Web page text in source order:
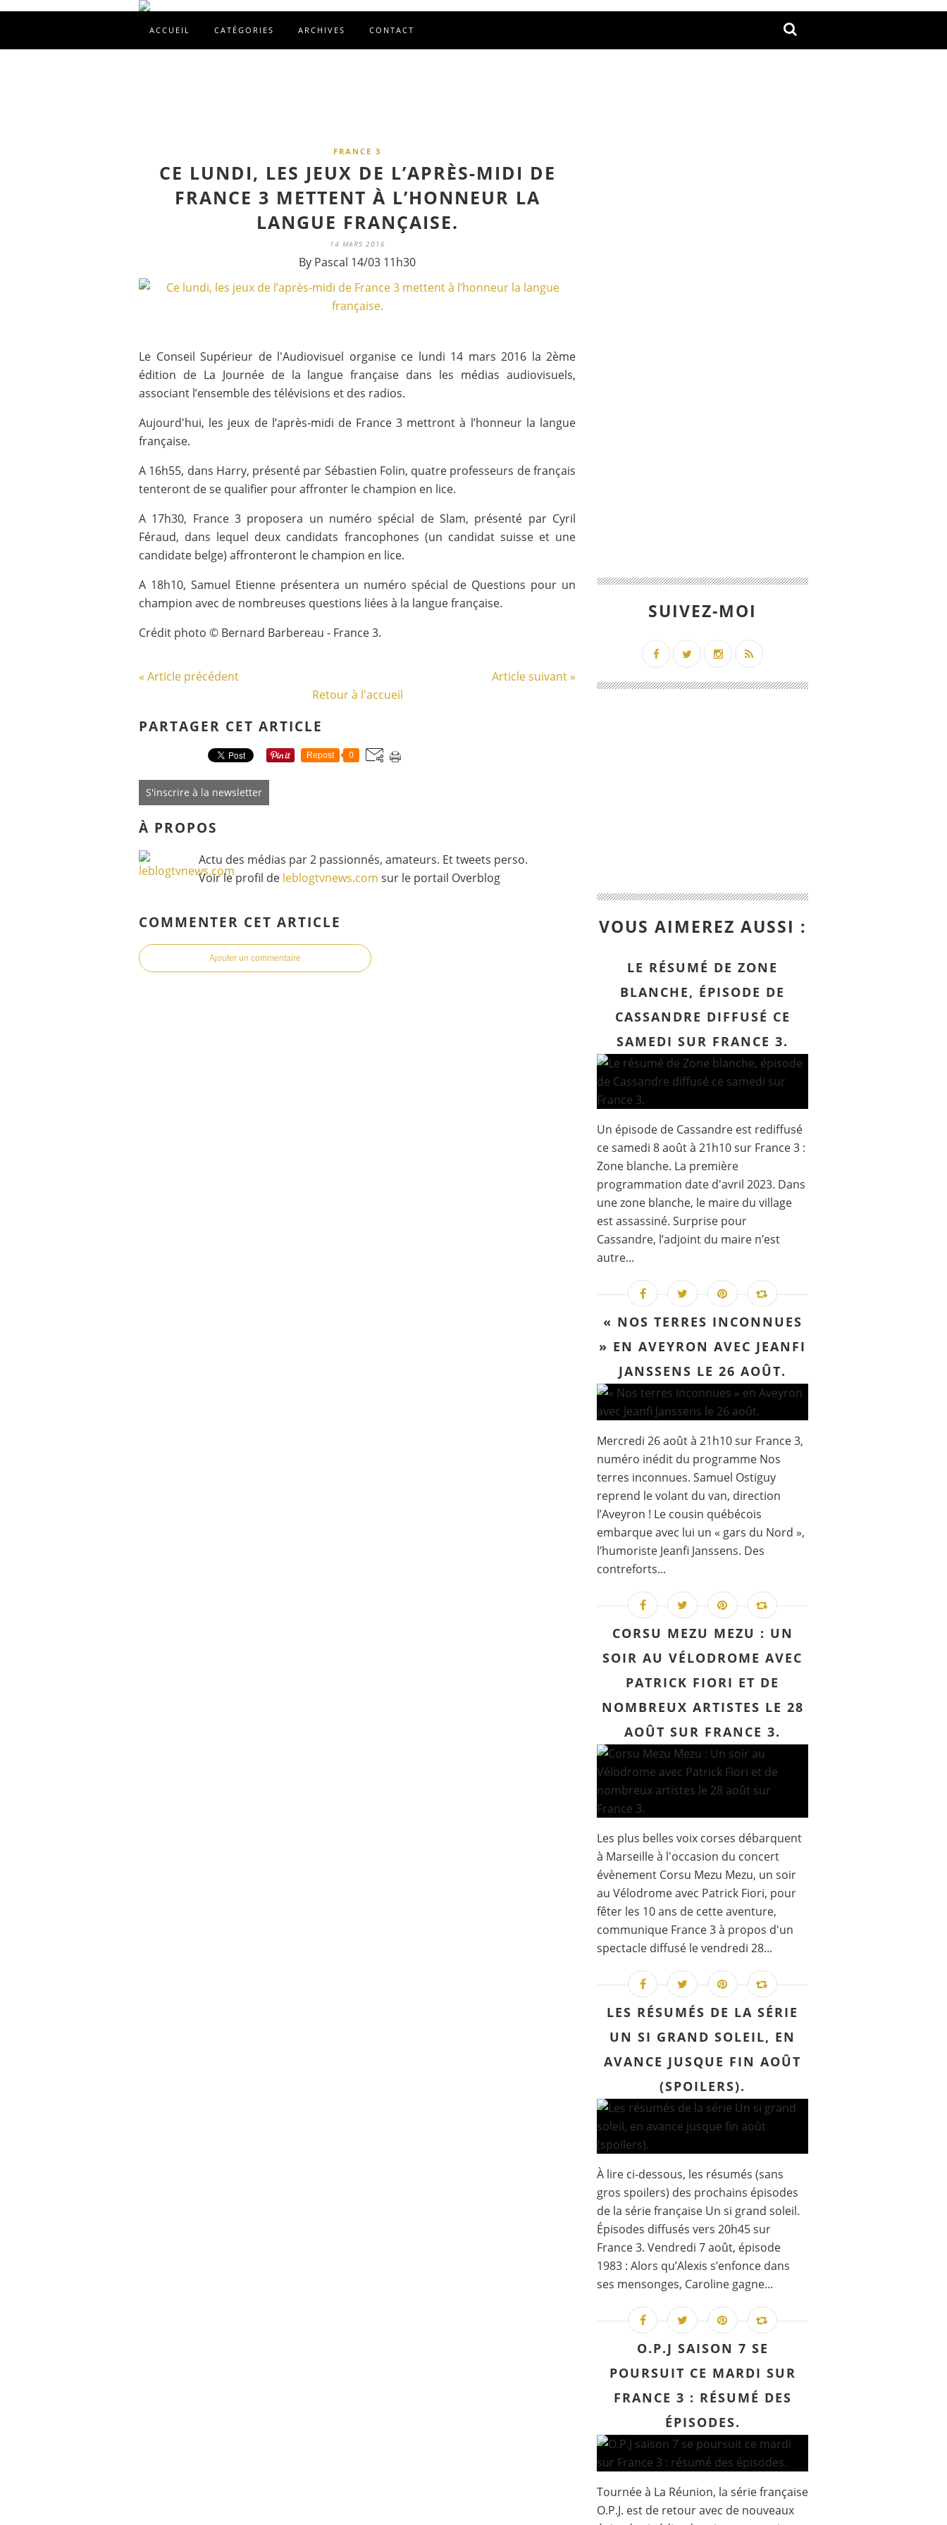
ACCUEIL CATÉGORIES ARCHIVES CONTACT
FRANCE 3
CE LUNDI, LES JEUX DE L’APRÈS-MIDI DE
FRANCE 3 METTENT À L’HONNEUR LA
LANGUE FRANÇAISE.
14 MARS 2016
By Pascal 14/03 11h30
Le Conseil Supérieur de l'Audiovisuel organise ce lundi 14 mars 2016 la 2ème
édition de La Journée de la langue française dans les médias audiovisuels,
associant l’ensemble des télévisions et des radios.
Aujourd'hui, les jeux de l’après-midi de France 3 mettront à l’honneur la langue
française.
A 16h55, dans Harry, présenté par Sébastien Folin, quatre professeurs de français
tenteront de se qualifier pour affronter le champion en lice.
A 17h30, France 3 proposera un numéro spécial de Slam, présenté par Cyril
Féraud, dans lequel deux candidats francophones (un candidat suisse et une
candidate belge) affronteront le champion en lice.
A 18h10, Samuel Etienne présentera un numéro spécial de Questions pour un
champion avec de nombreuses questions liées à la langue française.
Crédit photo © Bernard Barbereau - France 3.
« Article précédent
Article suivant »
Retour à l'accueil
PARTAGER CET ARTICLE
Repost 0
S'inscrire à la newsletter
À PROPOS
Actu des médias par 2 passionnés, amateurs. Et tweets perso.
Voir le profil de leblogtvnews.com sur le portail Overblog
COMMENTER CET ARTICLE
Ajouter un commentaire
SUIVEZ-MOI
VOUS AIMEREZ AUSSI :
LE RÉSUMÉ DE ZONE
BLANCHE, ÉPISODE DE
CASSANDRE DIFFUSÉ CE
SAMEDI SUR FRANCE 3.
Un épisode de Cassandre est rediffusé
ce samedi 8 août à 21h10 sur France 3 :
Zone blanche. La première
programmation date d'avril 2023. Dans
une zone blanche, le maire du village
est assassiné. Surprise pour
Cassandre, l’adjoint du maire n’est
autre...
« NOS TERRES INCONNUES
» EN AVEYRON AVEC JEANFI
JANSSENS LE 26 AOÛT.
Mercredi 26 août à 21h10 sur France 3,
numéro inédit du programme Nos
terres inconnues. Samuel Ostiguy
reprend le volant du van, direction
l’Aveyron ! Le cousin québécois
embarque avec lui un « gars du Nord »,
l’humoriste Jeanfi Janssens. Des
contreforts...
CORSU MEZU MEZU : UN
SOIR AU VÉLODROME AVEC
PATRICK FIORI ET DE
NOMBREUX ARTISTES LE 28
AOÛT SUR FRANCE 3.
Les plus belles voix corses débarquent
à Marseille à l'occasion du concert
évènement Corsu Mezu Mezu, un soir
au Vélodrome avec Patrick Fiori, pour
fêter les 10 ans de cette aventure,
communique France 3 à propos d'un
spectacle diffusé le vendredi 28...
LES RÉSUMÉS DE LA SÉRIE
UN SI GRAND SOLEIL, EN
AVANCE JUSQUE FIN AOÛT
(SPOILERS).
À lire ci-dessous, les résumés (sans
gros spoilers) des prochains épisodes
de la série française Un si grand soleil.
Épisodes diffusés vers 20h45 sur
France 3. Vendredi 7 août, épisode
1983 : Alors qu’Alexis s’enfonce dans
ses mensonges, Caroline gagne...
O.P.J SAISON 7 SE
POURSUIT CE MARDI SUR
FRANCE 3 : RÉSUMÉ DES
ÉPISODES.
Tournée à La Réunion, la série française
O.P.J. est de retour avec de nouveaux